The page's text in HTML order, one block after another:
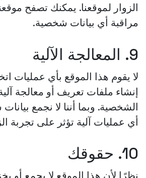
الزوار لموقعنا. يمكنك تصفح
مراقبة أي بيانات شخصية.
9. المعالجة الآلية
لا يقوم هذا الموقع بأي عمليات
إنشاء ملفات تعريف أو معالجة آلية
الشخصية. وبما أننا لا نجمع
أي عمليات آلية تؤثر على تجربة
10. حقوقك